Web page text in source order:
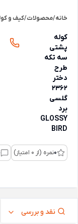
خانه/محصولات/کیف و
کوله
پشتی
سه تکه
طرح
دختر
2362
گلسی
برد
GLOSSY
BIRD
0نمره (از 0 امتیاز)
نقد و بررسی